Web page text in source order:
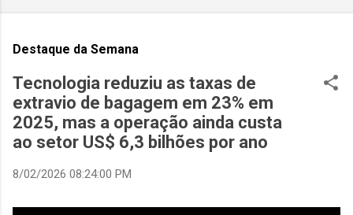
Destaque da Semana
Tecnologia reduziu as taxas de
extravio de bagagem em 23% em
2025, mas a operação ainda custa
ao setor US$ 6,3 bilhões por ano
8/02/2026 08:24:00 PM